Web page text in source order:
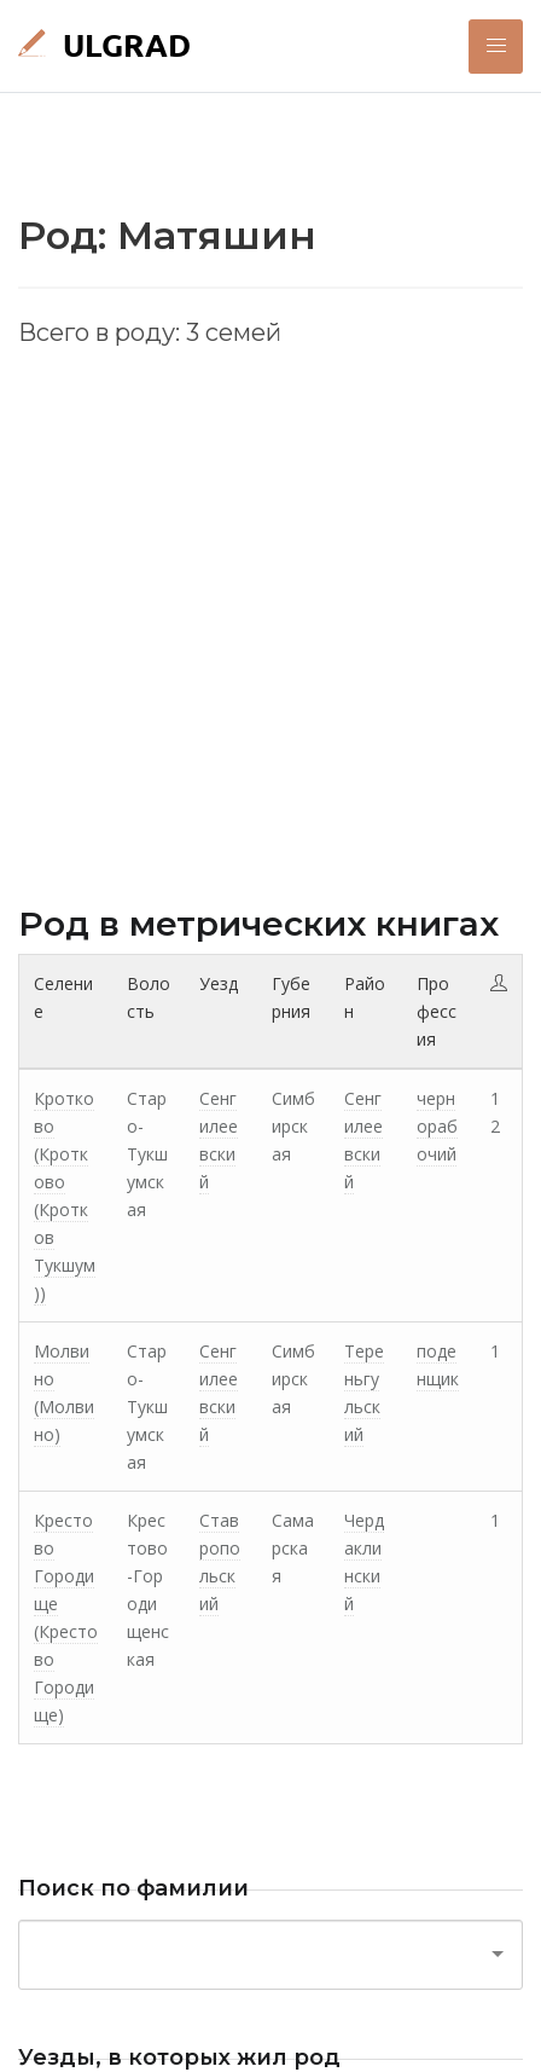
Род: Матяшин
Всего в роду: 3 семей
Род в метрических книгах
Селени
е
Воло
сть
Уезд
Губе
рния
Райо
н
Про
фесс
ия
Кротко
во
(Кротк
ово
(Кротк
ов
Тукшум
))
Стар
о-
Тукш
умск
ая
Сенг
илее
вски
й
Симб
ирск
ая
Сенг
илее
вски
й
черн
ораб
очий
1
2
Молви
но
(Молви
но)
Стар
о-
Тукш
умск
ая
Сенг
илее
вски
й
Симб
ирск
ая
Тере
ньгу
льск
ий
поде
нщик
1
Кресто
во
Городи
ще
(Кресто
во
Городи
ще)
Крес
тово
-Гор
оди
щенс
кая
Став
ропо
льск
ий
Сама
рска
я
Черд
акли
нски
й
1
Поиск по фамилии
Уезды, в которых жил род